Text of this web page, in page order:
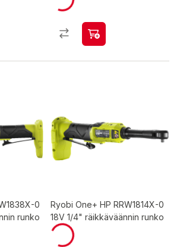
0
runko
Ryobi One+ HP RRW1814X-0
18V 1/4" räikkäväännin runko